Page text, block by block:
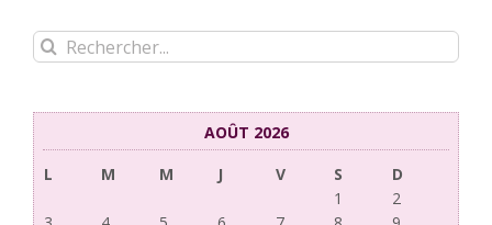
Rechercher:
AOÛT 2026
L
M M J V S
D
1
2